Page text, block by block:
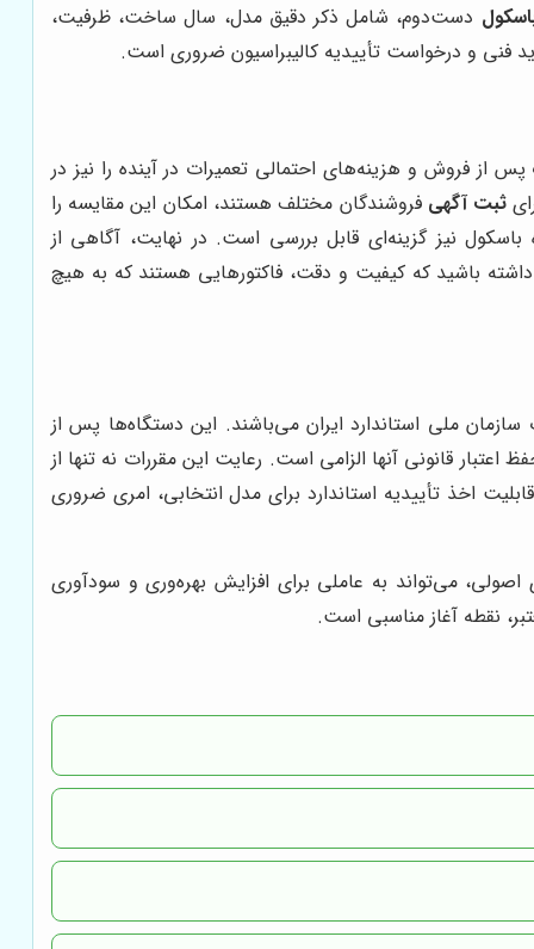
دست‌دوم، شامل ذکر دقیق مدل، سال ساخت، ظرفیت،
فنی و درخواست تأییدیه کالیبراسیون ضروری است.
از فروش و هزینه‌های احتمالی تعمیرات در آینده را نیز در
ثبت آگهی فروشندگان مختلف هستند، امکان این مقایسه را
نیز گزینه‌ای قابل بررسی است. در نهایت، آگاهی از
باشید که کیفیت و دقت، فاکتورهایی هستند که به هیچ
سازمان ملی استاندارد ایران می‌باشند. این دستگاه‌ها پس از
اعتبار قانونی آنها الزامی است. رعایت این مقررات نه تنها از
اخذ تأییدیه استاندارد برای مدل انتخابی، امری ضروری
می‌تواند به عاملی برای افزایش بهره‌وری و سودآوری
نقطه آغاز مناسبی است.